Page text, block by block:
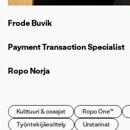
Frode Buvik
Payment Transaction Specialist
Ropo Norja
Kulttuuri & osaajat Ropo One™
Työntekijäesittely
Uratarinat